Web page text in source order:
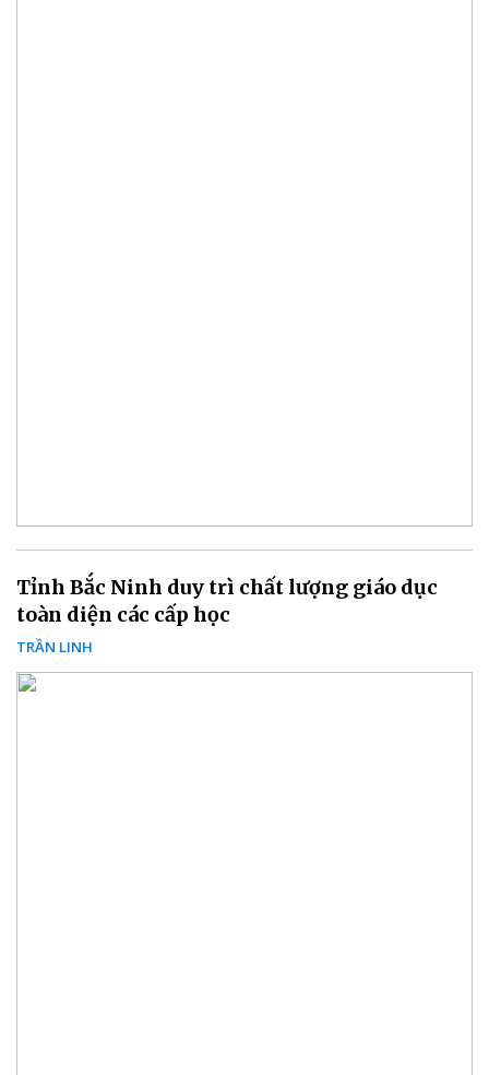
Tỉnh Bắc Ninh duy trì chất lượng giáo dục
toàn diện các cấp học
TRẦN LINH